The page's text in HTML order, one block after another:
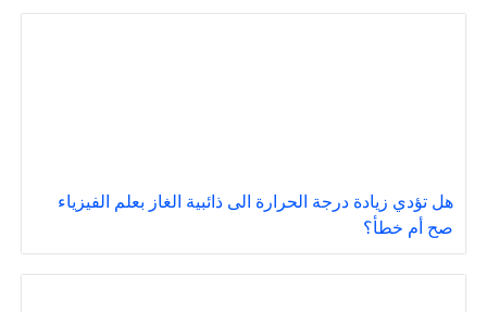
هل تؤدي زيادة درجة الحرارة الى ذائبية الغاز بعلم الفيزياء
صح أم خطأ؟